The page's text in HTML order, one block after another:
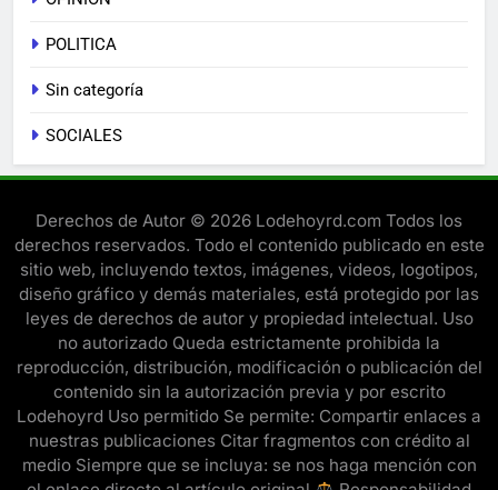
POLITICA
Sin categoría
SOCIALES
Derechos de Autor © 2026 Lodehoyrd.com Todos los
derechos reservados. Todo el contenido publicado en este
sitio web, incluyendo textos, imágenes, videos, logotipos,
diseño gráfico y demás materiales, está protegido por las
leyes de derechos de autor y propiedad intelectual. Uso
no autorizado Queda estrictamente prohibida la
reproducción, distribución, modificación o publicación del
contenido sin la autorización previa y por escrito
Lodehoyrd Uso permitido Se permite: Compartir enlaces a
nuestras publicaciones Citar fragmentos con crédito al
medio Siempre que se incluya: se nos haga mención con